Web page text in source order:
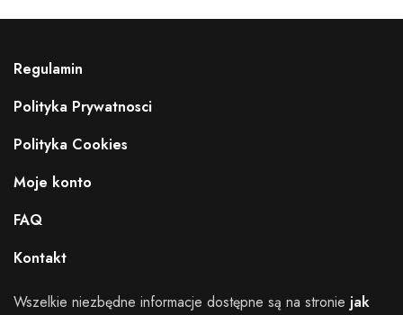
Regulamin
Polityka Prywatnosci
Polityka Cookies
Moje konto
FAQ
Kontakt
Wszelkie niezbędne informacje dostępne są na stronie jak